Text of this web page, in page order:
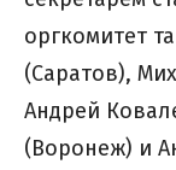
оргкомитет
(Саратов),
Андрей
(Воронеж) и